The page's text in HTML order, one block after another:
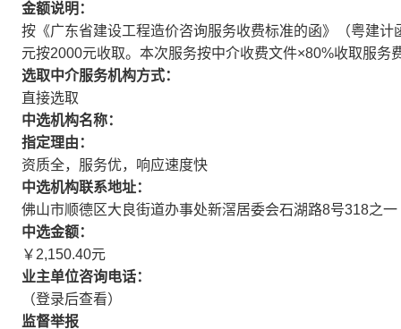
金额说明：
按《广东省建设工程造价咨询服务收费标准的函》（粤建
元按2000元收取。本次服务按中介收费文件×80%收取服务
选取中介服务机构方式：
直接选取
中选机构名称：
指定理由：
资质全，服务优，响应速度快
中选机构联系地址：
佛山市顺德区大良街道办事处新滘居委会石湖路8号318之一
中选金额：
￥2,150.40元
业主单位咨询电话：
（登录后查看）
监督举报